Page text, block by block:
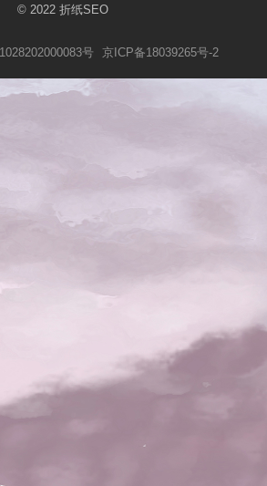
© 2022 折纸SEO
号 京ICP备18039265号-2